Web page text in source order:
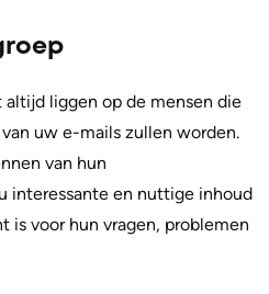
liggen op de mensen die
uw e-mails zullen worden.
van hun
interessante en nuttige inhoud
is voor hun vragen, problemen